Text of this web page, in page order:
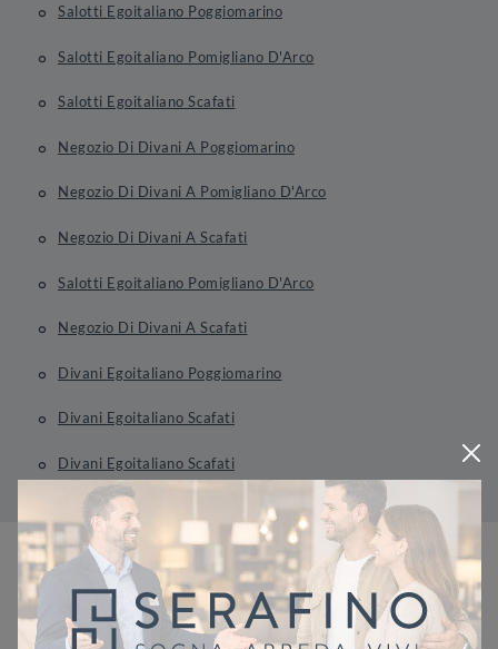
Salotti Egoitaliano Poggiomarino
Salotti Egoitaliano Pomigliano D'Arco
Salotti Egoitaliano Scafati
Negozio Di Divani A Poggiomarino
Negozio Di Divani A Pomigliano D'Arco
Negozio Di Divani A Scafati
Salotti Egoitaliano Pomigliano D'Arco
Negozio Di Divani A Scafati
Divani Egoitaliano Poggiomarino
Divani Egoitaliano Scafati
Divani Egoitaliano Scafati
Richiedi Maggiori Informazioni